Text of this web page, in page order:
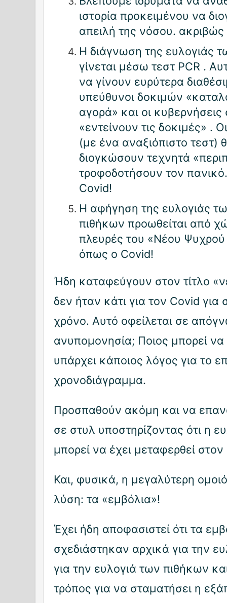
ιστορία προκειμένου να
απειλή της νόσου.
Η διάγνωση της ευλογιάς
γίνεται μέσω τεστ PCR .
να γίνουν ευρύτερα
υπεύθυνοι δοκιμών
αγορά» και οι
«εντείνουν τις δοκιμές» .
(με ένα αναξιόπιστο
διογκώσουν τεχνητά
τροφοδοτήσουν τον
Covid!
Η αφήγηση της ευλογιάς
πιθήκων προωθείται από
πλευρές του «Νέου
όπως ο Covid!
Ήδη καταφεύγουν στον τίτλο
δεν ήταν κάτι για τον Covid για
χρόνο. Αυτό οφείλεται σε
ανυπομονησία; Ποιος μπορεί
υπάρχει κάποιος λόγος για το
χρονοδιάγραμμα.
Προσπαθούν ακόμη και να
σε στυλ υποστηρίζοντας ότι η
μπορεί να έχει μεταφερθεί
Και, φυσικά, η μεγαλύτερη
λύση: τα «εμβόλια»!
Έχει ήδη αποφασιστεί ότι τα
σχεδιάστηκαν αρχικά για την
για την ευλογιά των πιθήκων
τρόπος για να σταματήσει η